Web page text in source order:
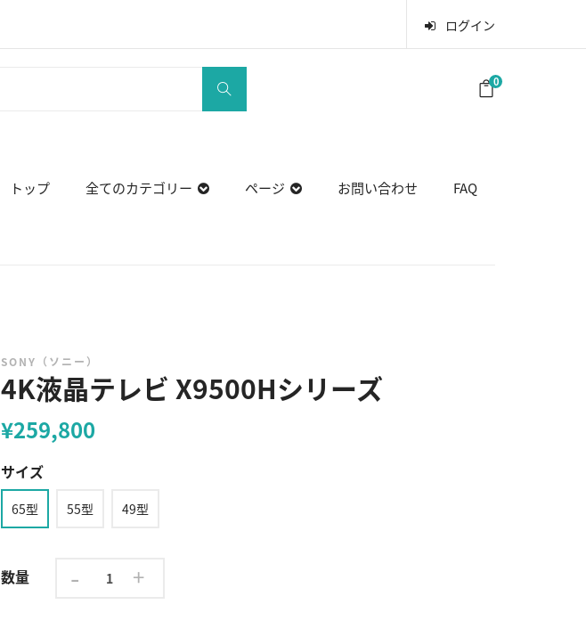
ログイン
0
トップ 全てのカテゴリー ページ お問い合わせ FAQ
SONY（ソニー）
4K液晶テレビ X9500Hシリーズ
¥259,800
サイズ
65型 55型 49型
数量 - +